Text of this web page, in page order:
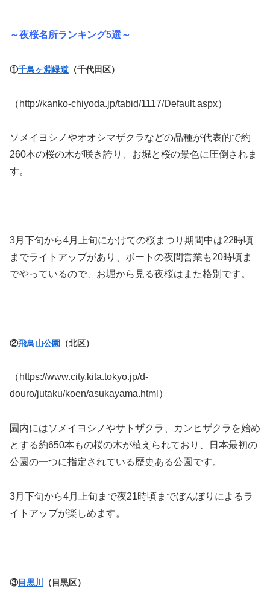
～夜桜名所ランキング5選～
①千鳥ヶ淵緑道 （千代田区）
（http://kanko-chiyoda.jp/tabid/1117/Default.aspx）
ソメイヨシノやオオシマザクラなどの品種が代表的で約
260本の桜の木が咲き誇り、お堀と桜の景色に圧倒されま
す。
3月下旬から4月上旬にかけての桜まつり期間中は22時頃
までライトアップがあり、ボートの夜間営業も20時頃ま
でやっているので、お堀から見る夜桜はまた格別です。
②飛鳥山公園 （北区）
（https://www.city.kita.tokyo.jp/d-
douro/jutaku/koen/asukayama.html）
園内にはソメイヨシノやサトザクラ、カンヒザクラを始め
とする約650本もの桜の木が植えられており、日本最初の
公園の一つに指定されている歴史ある公園です。
3月下旬から4月上旬まで夜21時頃までぼんぼりによるラ
イトアップが楽しめます。
③目黒川 （目黒区）